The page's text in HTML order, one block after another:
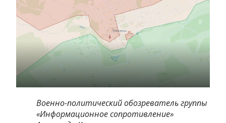
Военно-политический обозреватель группы
«Информационное сопротивление»